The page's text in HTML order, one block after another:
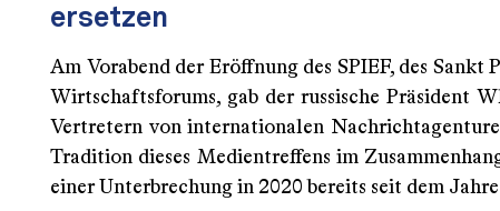
ersetzen
Am Vorabend der Eröffnung des SPIEF, des
Wirtschaftsforums, gab der russische Präsident
Vertretern von internationalen
Tradition dieses Medientreffens im
einer Unterbrechung in 2020 bereits seit dem